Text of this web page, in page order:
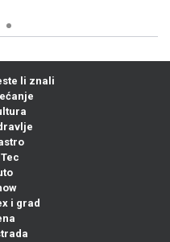
li znali
i grad